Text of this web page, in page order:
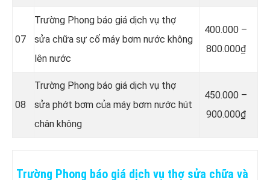
07
Trường Phong báo giá dịch vụ thợ
sửa chữa sự cố máy bơm nước không
lên nước
400.000 –
800.000₫
08
Trường Phong báo giá dịch vụ thợ
sửa phớt bơm của máy bơm nước hút
chân không
450.000 –
900.000₫
Trường Phong báo giá dịch vụ thợ sửa chữa và